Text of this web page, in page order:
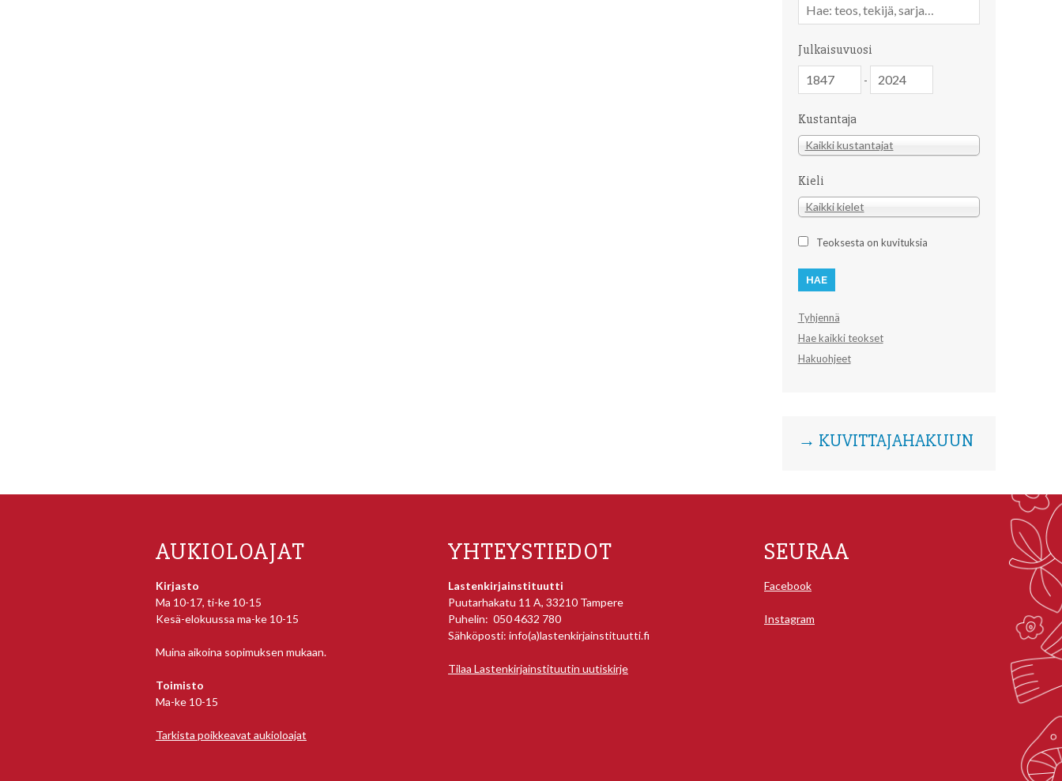
sanahaku
Julkaisuvuosi
-
Kustantaja
Kustantaja
Kaikki kustantajat
Kieli
Kieli
Kaikki kielet
Teoksesta on kuvituksia
Tyhjennä
Hae kaikki teokset
Hakuohjeet
→ KUVITTAJAHAKUUN
AUKIOLOAJAT
Kirjasto
Ma 10-17, ti-ke 10-15
Kesä-elokuussa ma-ke 10-15
Muina aikoina sopimuksen mukaan.
Toimisto
Ma-ke 10-15
Tarkista poikkeavat aukioloajat
YHTEYSTIEDOT
Lastenkirjainstituutti
Puutarhakatu 11 A, 33210 Tampere
Puhelin: 050 4632 780
Sähköposti: info(a)lastenkirjainstituutti.fi
Tilaa Lastenkirjainstituutin uutiskirje
SEURAA
Facebook
Instagram